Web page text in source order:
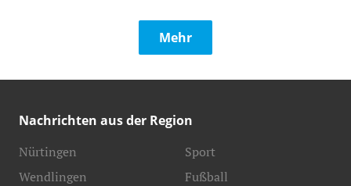
Mehr
Nachrichten aus der Region
Nürtingen
Wendlingen
Sport
Fußball